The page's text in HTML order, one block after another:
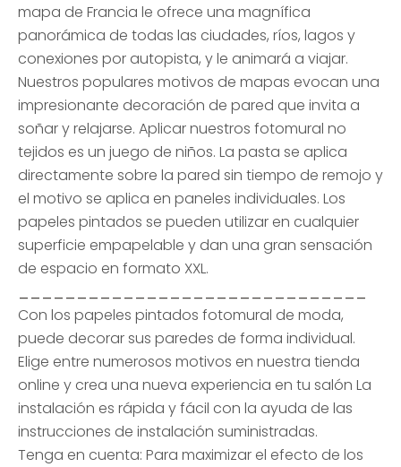
mapa de Francia le ofrece una magnífica
panorámica de todas las ciudades, ríos, lagos y
conexiones por autopista, y le animará a viajar.
Nuestros populares motivos de mapas evocan una
impresionante decoración de pared que invita a
soñar y relajarse. Aplicar nuestros fotomural no
tejidos es un juego de niños. La pasta se aplica
directamente sobre la pared sin tiempo de remojo y
el motivo se aplica en paneles individuales. Los
papeles pintados se pueden utilizar en cualquier
superficie empapelable y dan una gran sensación
de espacio en formato XXL.
Con los papeles pintados fotomural de moda,
puede decorar sus paredes de forma individual.
Elige entre numerosos motivos en nuestra tienda
online y crea una nueva experiencia en tu salón La
instalación es rápida y fácil con la ayuda de las
instrucciones de instalación suministradas.
Tenga en cuenta: Para maximizar el efecto de los